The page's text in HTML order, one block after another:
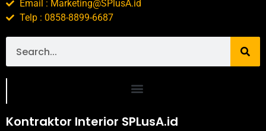
Email : Marketing@SPlusA.id
Telp : 0858-8899-6687
Kontraktor Interior SPLusA.id